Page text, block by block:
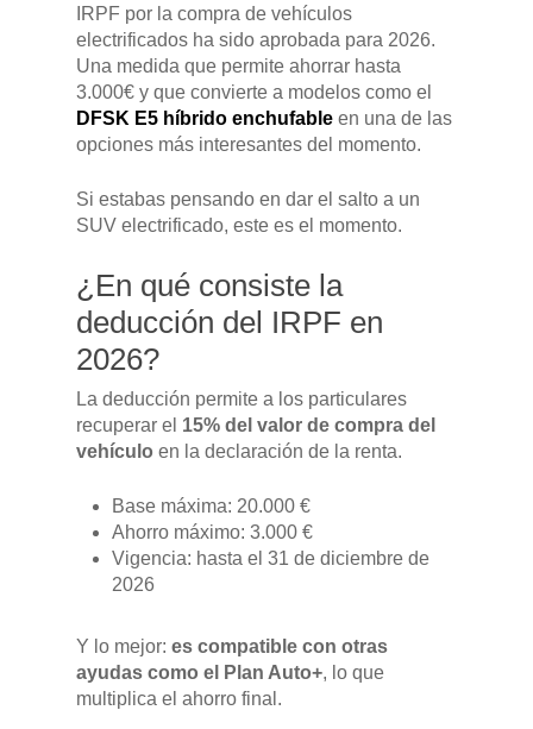
Pulse Enter para buscar o ESC para cerrar
IRPF por la compra de vehículos
electrificados ha sido aprobada para 2026.
Una medida que permite ahorrar hasta
3.000€ y que convierte a modelos como el
DFSK E5 híbrido enchufable en una de las
opciones más interesantes del momento.
Si estabas pensando en dar el salto a un
SUV electrificado, este es el momento.
¿En qué consiste la
deducción del IRPF en
2026?
La deducción permite a los particulares
recuperar el 15% del valor de compra del
vehículo en la declaración de la renta.
Base máxima: 20.000 €
Ahorro máximo: 3.000 €
Vigencia: hasta el 31 de diciembre de
2026
Y lo mejor: es compatible con otras
ayudas como el Plan Auto+, lo que
multiplica el ahorro final.